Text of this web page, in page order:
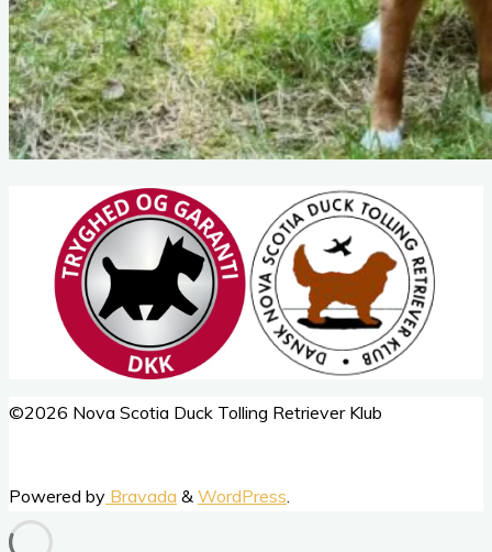
Back
©2026 Nova Scotia Duck Tolling Retriever Klub
Powered by Bravada & WordPress.